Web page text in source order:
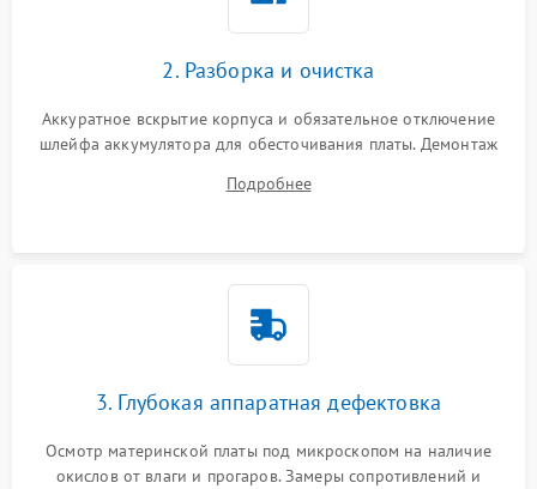
Проблемы Wi‑Fi или
2500 ₽
2. Разборка и очистка
Аккуратное вскрытие корпуса и обязательное отключение
шлейфа аккумулятора для обесточивания платы. Демонтаж
высохшей термопасты с кристаллов чипов.
Подробнее
3. Глубокая аппаратная дефектовка
Осмотр материнской платы под микроскопом на наличие
окислов от влаги и прогаров. Замеры сопротивлений и